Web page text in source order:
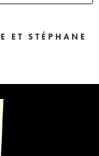
ET STÉPHANE